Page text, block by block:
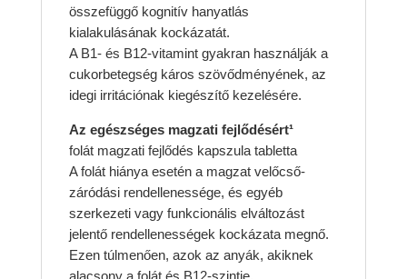
összefüggő kognitív hanyatlás
kialakulásának kockázatát.
A B1- és B12-vitamint gyakran használják a
cukorbetegség káros szövődményének, az
idegi irritációnak kiegészítő kezelésére.
Az egészséges magzati fejlődésért¹
folát magzati fejlődés kapszula tabletta
A folát hiánya esetén a magzat velőcső-
záródási rendellenessége, és egyéb
szerkezeti vagy funkcionális elváltozást
jelentő rendellenességek kockázata megnő.
Ezen túlmenően, azok az anyák, akiknek